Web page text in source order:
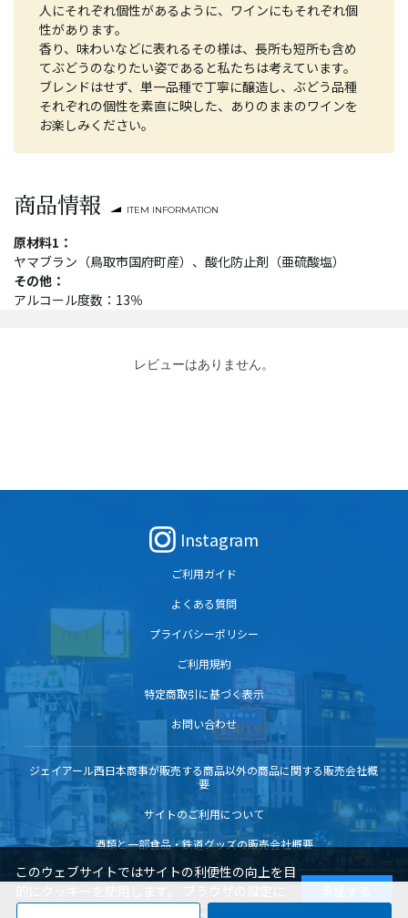
人にそれぞれ個性があるように、ワインにもそれぞれ個
性があります。
香り、味わいなどに表れるその様は、長所も短所も含め
てぶどうのなりたい姿であると私たちは考えています。
ブレンドはせず、単一品種で丁寧に醸造し、ぶどう品種
それぞれの個性を素直に映した、ありのままのワインを
お楽しみください。
商品情報 ITEM INFORMATION
原材料1：
ヤマブラン（鳥取市国府町産）、酸化防止剤（亜硫酸塩）
その他：
アルコール度数：13％
レビューはありません。
Instagram
ご利用ガイド
よくある質問
プライバシーポリシー
ご利用規約
特定商取引に基づく表示
お問い合わせ
ジェイアール西日本商事が販売する商品以外の商品に関する販売会社概
要
サイトのご利用について
酒類と一部食品・鉄道グッズの販売会社概要
このウェブサイトではサイトの利便性の向上を目
的にクッキーを使用します。 ブラウザの設定に
よりクッキーの機能を変更することもできます。